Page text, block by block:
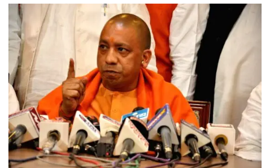
कांग्रेस
बड़ा
दांव,
यूपी
में
पूरी
सहप्रभारी
टीम
बदली,
नई
जिम्मेदारियां